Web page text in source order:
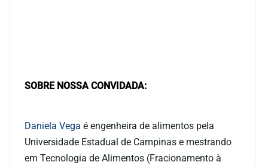
SOBRE NOSSA CONVIDADA:
Daniela Vega é engenheira de alimentos pela
Universidade Estadual de Campinas e mestrando
em Tecnologia de Alimentos (Fracionamento à